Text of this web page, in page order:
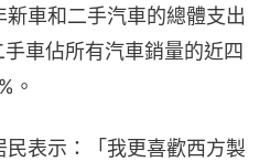
車和二手汽車的總體支出
車佔所有汽車銷量的近四
。
表示：「我更喜歡西方製